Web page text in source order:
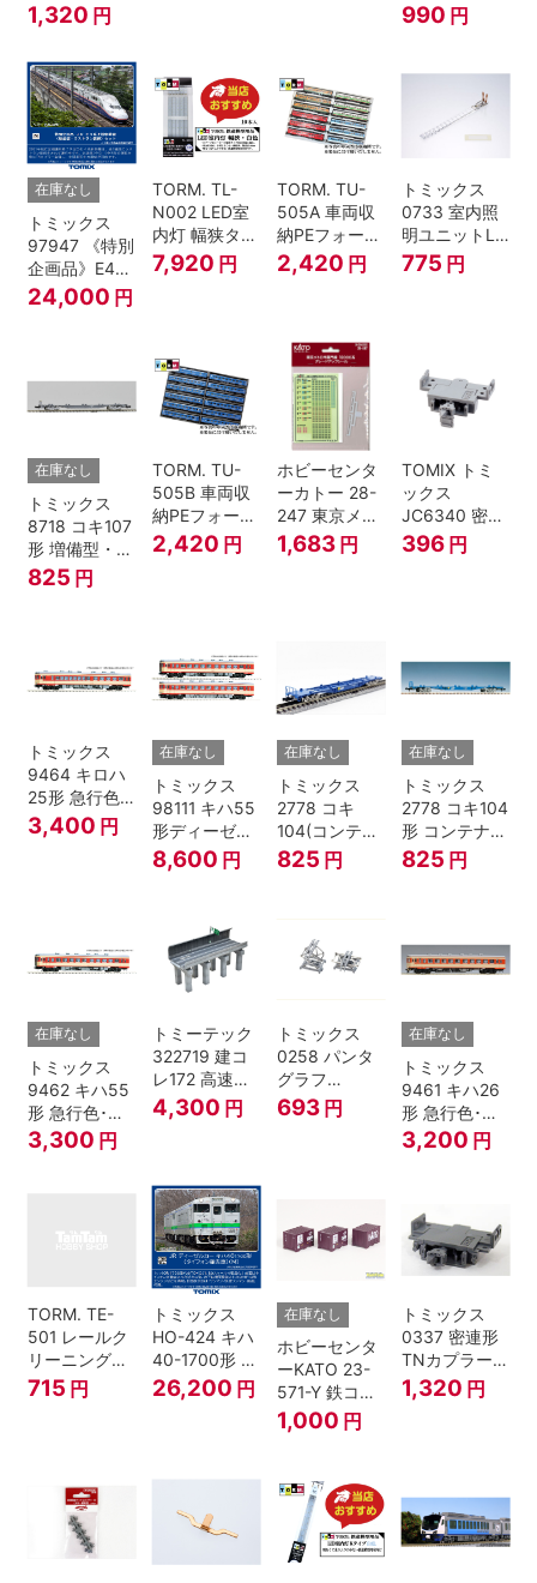
(6個・SP・
黒)
1,320 円 990 円
在庫なし
トミックス
97947 《特別
企画品》E4系
上越新幹線 新
塗装・ラスト
24,000 円
TORM. TL-
N002 LED室
内灯 幅狭タイ
プ・白色 10本
鉄道模型
7,920 円
TORM. TU-
505A 車両収
納PEフォーム
12両用 (ライ
トグレー) 2枚
2,420 円
トミックス
0733 室内照
明ユニットLC
(白色)
775 円
在庫なし
トミックス
8718 コキ107
形 増備型・コ
ンテナなし Ｎ
ゲージ
825 円
TORM. TU-
505B 車両収
納PEフォーム
12両用 (ダー
クグレー) 2枚
2,420 円
ホビーセンタ
ーカトー 28-
247 東京メト
ロ半蔵門線
18000系グレ
1,683 円
TOMIX トミ
ックス
JC6340 密連
形TNカプラー
(SP・グレ
ジ
396 円
トミックス
9464 キロハ
25形 急行色･
一段窓 Nゲー
ジ
3,400 円
在庫なし
トミックス
98111 キハ55
形ディーゼル
カー 急行色･
一段窓 2両セ
8,600 円
在庫なし
トミックス
2778 コキ
104(コンテナ
無し) Nゲージ
825 円
在庫なし
トミックス
2778 コキ104
形 コンテナな
し
825 円
在庫なし
トミックス
9462 キハ55
形 急行色･一
段窓 Ｔ Nゲー
ジ
3,300 円
トミーテック
322719 建コ
レ172 高速道
路 Ｎゲージ
4,300 円
トミックス
0258 パンタ
グラフ
PT4811N 2個
693 円
在庫なし
トミックス
9461 キハ26
形 急行色･一
段窓 Ｔ Nゲー
ジ
3,200 円
TORM. TE-
501 レールク
リーニングリ
キッド 100ml
715 円
トミックス
HO-424 キハ
40-1700形 タ
イフォン撤去
車 M HOゲー
26,200 円
在庫なし
ホビーセンタ
ーKATO 23-
571-Y 鉄コン
2021コンテナ
3個セット N
1,000 円
トミックス
0337 密連形
TNカプラー
(6個入・SPタ
イプ)
1,320 円